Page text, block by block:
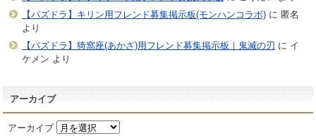
【パズドラ】キリン用フレンド募集掲示板(モンハンコラボ)に 匿名
より
【パズドラ】猗窩座(あかざ)用フレンド募集掲示板｜鬼滅の刃 に イ
ケメン より
アーカイブ
アーカイブ